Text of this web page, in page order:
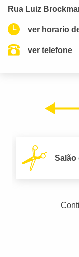
Rua Luiz
ver horario
ver telefone
Salão